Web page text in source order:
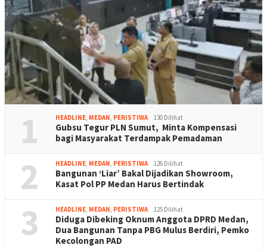
1 HEADLINE, MEDAN, PERISTIWA 130 Dilihat
Gubsu Tegur PLN Sumut, Minta Kompensasi
bagi Masyarakat Terdampak Pemadaman
2 HEADLINE, MEDAN, PERISTIWA 126 Dilihat
Bangunan ‘Liar’ Bakal Dijadikan Showroom,
Kasat Pol PP Medan Harus Bertindak
3 HEADLINE, MEDAN, PERISTIWA 125 Dilihat
Diduga Dibeking Oknum Anggota DPRD Medan,
Dua Bangunan Tanpa PBG Mulus Berdiri, Pemko
Kecolongan PAD